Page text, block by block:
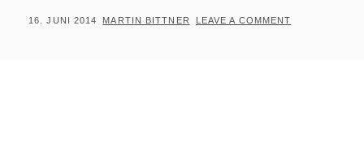
MICHÈLE
POSTED
16. JUNI 2014 BY
MARTIN BITTNER LEAVE A COMMENT